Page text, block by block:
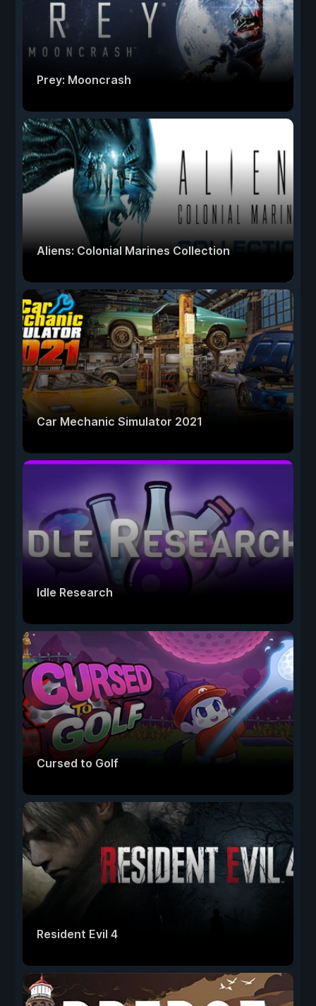
Prey: Mooncrash
Aliens: Colonial Marines Collection
Car Mechanic Simulator 2021
Idle Research
Cursed to Golf
Resident Evil 4